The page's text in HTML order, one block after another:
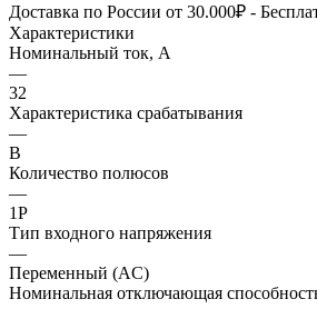
Доставка по России от 30.000₽ -
Характеристики
Номинальный ток, А
—
32
Характеристика срабатывания
—
B
Количество полюсов
—
1P
Тип входного напряжения
—
Переменный (AC)
Номинальная отключающая